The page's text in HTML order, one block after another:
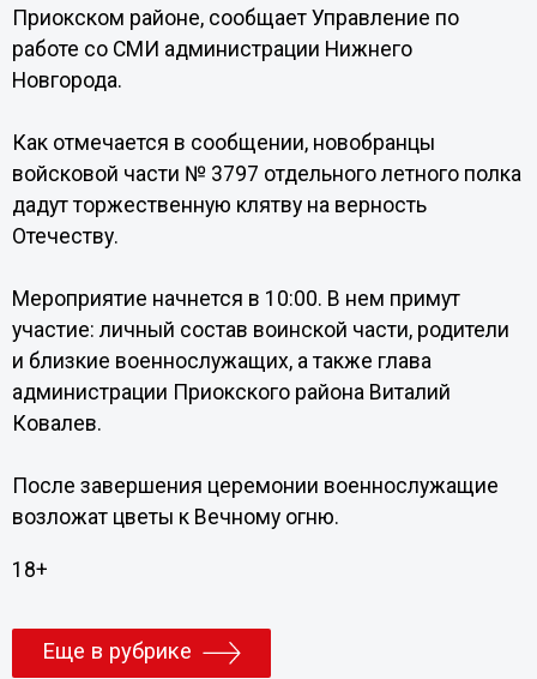
Приокском районе, сообщает Управление по
работе со СМИ администрации Нижнего
Новгорода.
Как отмечается в сообщении, новобранцы
войсковой части № 3797 отдельного летного полка
дадут торжественную клятву на верность
Отечеству.
Мероприятие начнется в 10:00. В нем примут
участие: личный состав воинской части, родители
и близкие военнослужащих, а также глава
администрации Приокского района Виталий
Ковалев.
После завершения церемонии военнослужащие
возложат цветы к Вечному огню.
18+
Еще в рубрике